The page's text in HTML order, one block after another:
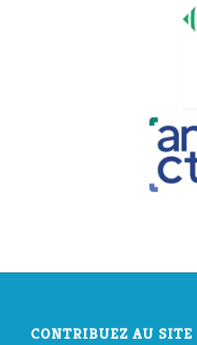
CONTRIBUEZ AU